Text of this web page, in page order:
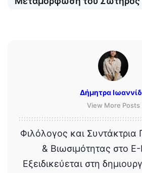
Δήμητρα
View More Posts
Φιλόλογος και Συντάκτρια
& Βιωσιμότητας στο
Εξειδικεύεται στη